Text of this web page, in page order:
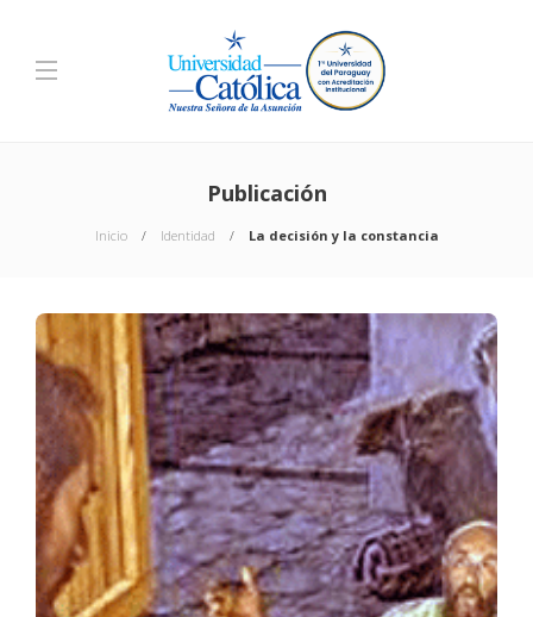
Publicación
Inicio Identidad La decisión y la constancia